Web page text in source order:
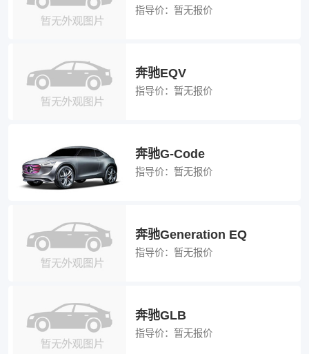
指导价： 暂无报价
奔驰EQV
指导价： 暂无报价
奔驰G-Code
指导价： 暂无报价
奔驰Generation EQ
指导价： 暂无报价
奔驰GLB
指导价： 暂无报价